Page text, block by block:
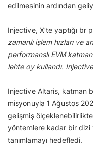
edilmesinin ardından
Injective, X’te yaptığı br
zamanlı işlem hızları ve
performanslı EVM
lehte oy kullandı.
Injective Altaris, katman
misyonuyla 1 Ağustos
gelişmiş
yöntemlere kadar bir dizi
tanımlamayı hedefledi.